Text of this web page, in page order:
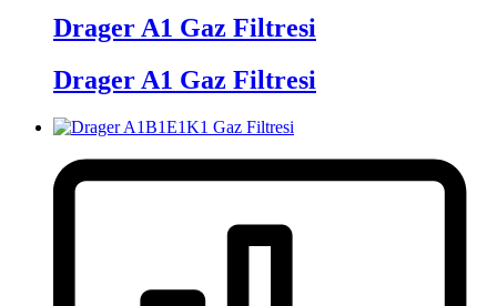
Drager A1 Gaz Filtresi
Drager A1 Gaz Filtresi